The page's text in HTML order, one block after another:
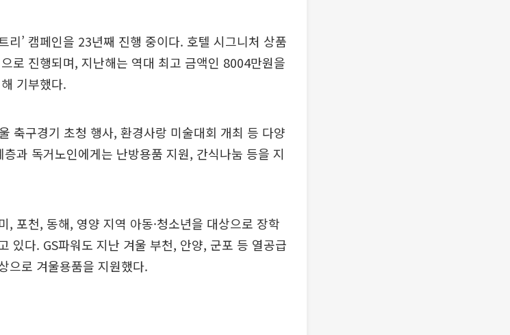
리’ 캠페인을 23년째 진행 중이다. 호텔 시그니처 상품
로 진행되며, 지난해는 역대 최고 금액인 8004만원을
기부했다.
축구경기 초청 행사, 환경사랑 미술대회 개최 등 다양
과 독거노인에게는 난방용품 지원, 간식나눔 등을 지
, 포천, 동해, 영양 지역 아동·청소년을 대상으로 장학
있다. GS파워도 지난 겨울 부천, 안양, 군포 등 열공급
으로 겨울용품을 지원했다.